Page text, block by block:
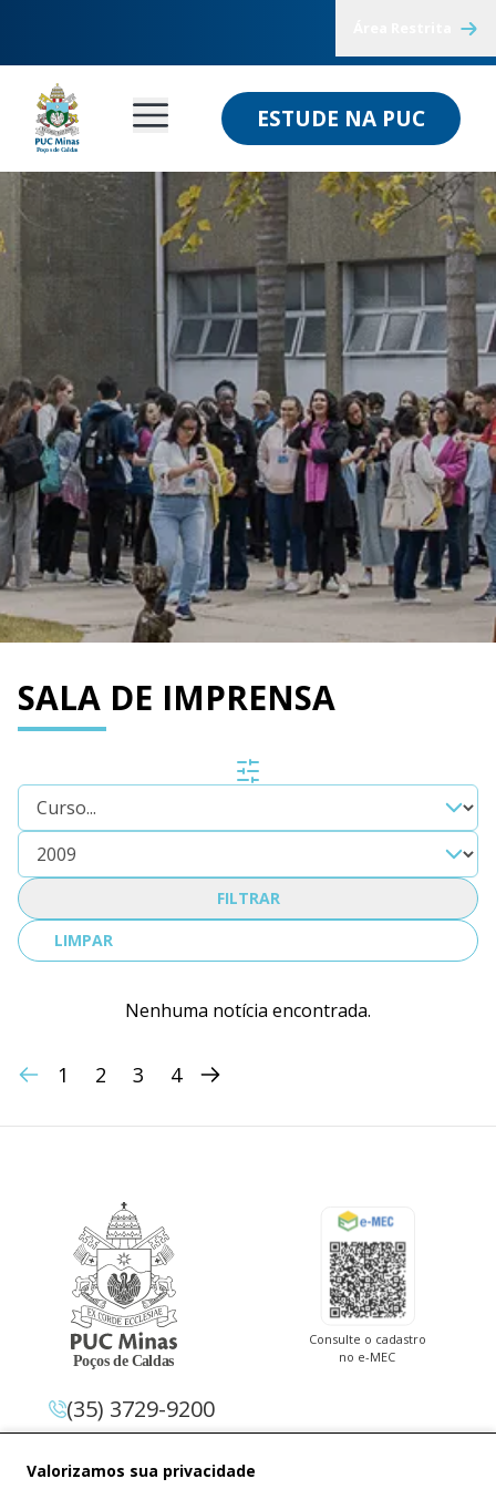
ESTUDE NA PUC
SALA DE IMPRENSA
FILTRAR
LIMPAR
Nenhuma notícia encontrada.
1 2 3 4
Valorizamos sua privacidade
Consulte o cadastro
no e-MEC
(35) 3729-9200